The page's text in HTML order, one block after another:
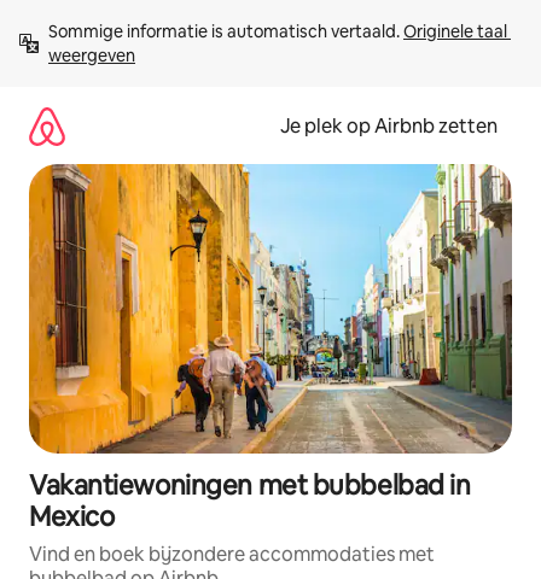
direct
naar
Sommige informatie is automatisch vertaald. Originele taal
weergeven
Je plek op Airbnb zetten
Vakantiewoningen met bubbelbad in
Mexico
Vind en boek bijzondere accommodaties met